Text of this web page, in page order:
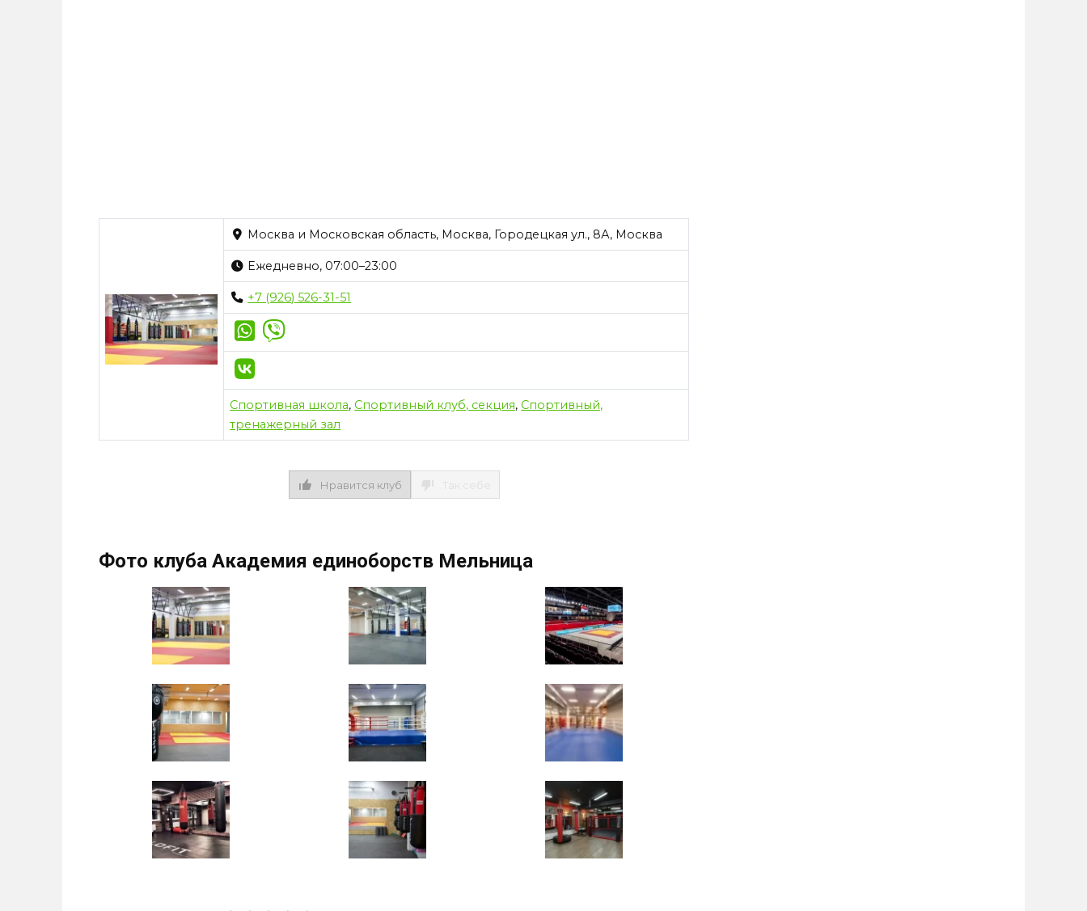
Москва и Московская область, Москва, Городецкая ул., 8А, Москва
Ежедневно, 07:00–23:00
+7 (926) 526-31-51
Спортивная школа, Спортивный клуб, секция, Спортивный,
тренажерный зал
Нравится клуб
Фото клуба Академия единоборств Мельница